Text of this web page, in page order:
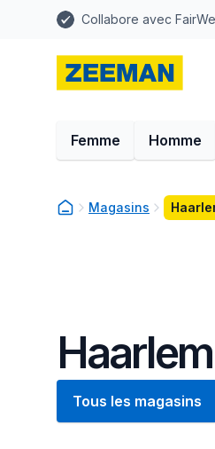
Collabore avec
Femme Homme
Magasins
Tous les magasins